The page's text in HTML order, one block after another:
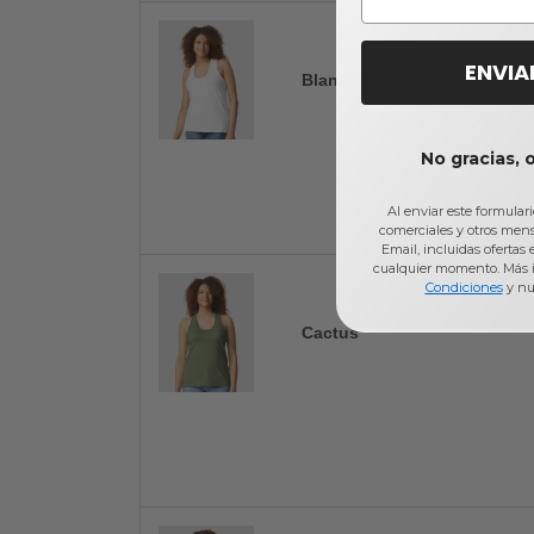
Blanca
Cactus
No gracias,
Al enviar este
comerciales y otros
Email, incluidas ofertas
cualquier momento.
Condicionesy